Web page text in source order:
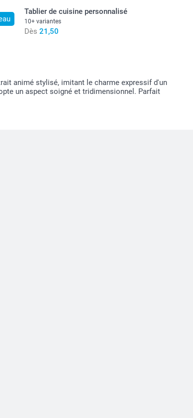
Tablier de cuisine personnalisé
10+ variantes
Dès 21,50
animé stylisé, imitant le charme expressif d'un
un aspect soigné et tridimensionnel. Parfait